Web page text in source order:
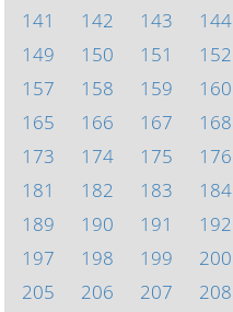
141
142 143 144
149
150 151 152
157
158 159 160
165
166 167 168
173
174 175 176
181
182 183 184
189
190 191 192
197
198 199 200
205
206 207 208